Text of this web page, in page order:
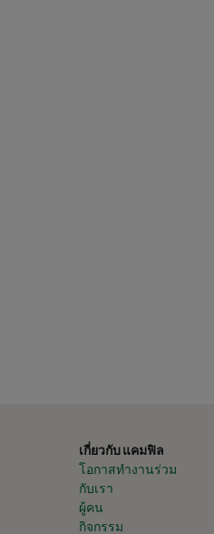
เกี่ยวกับ แคมฟิล
โอกาสทำงานร่วม
กับเรา
ผู้คน
กิจกรรม